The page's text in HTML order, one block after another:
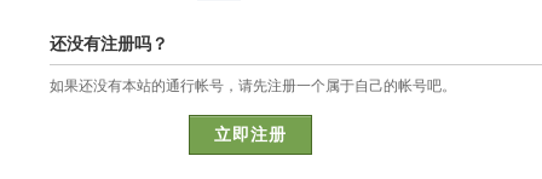
还没有注册吗？
如果还没有本站的通行帐号，请先注册一个属于自己的帐号吧。
立即注册